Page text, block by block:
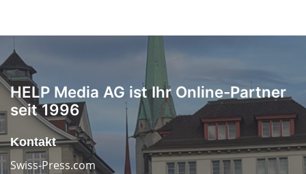
HELP Media AG ist Ihr Online-Partner
seit 1996
Kontakt
Swiss-Press.com